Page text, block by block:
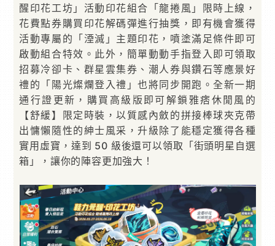
醒印花工坊」活動印花組合「龍捲風」限時上線，
花費點券購買印花解碼彈進行抽獎，即有機會獲得
活動專屬的「湮滅」主題印花，噴塗滿足條件即可
啟動組合特效。此外，簡單動動手指登入即可領取
招募冷卻卡、群星雲集券、潮人券與鑽石等應景好
禮的「陽光燦爛登入禮」也將同步開跑。全新一期
通行證更新，購買高級版即可解鎖雅痞休閒風的
【舒緩】限定時裝，以質感內斂的拼接棒球夾克帶
出慵懶隨性的紳士風采，升級除了能穩定獲得各種
實用虛寶，達到 50 級後還可以領取「街頭明星自選
箱」，讓你的陣容更加強大！